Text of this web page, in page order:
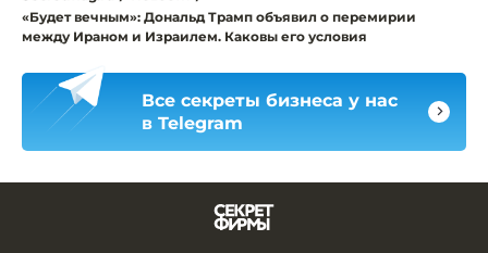
«Будет вечным»: Дональд Трамп объявил о перемирии
между Ираном и Израилем. Каковы его условия
Все секреты бизнеса у нас
в Telegram